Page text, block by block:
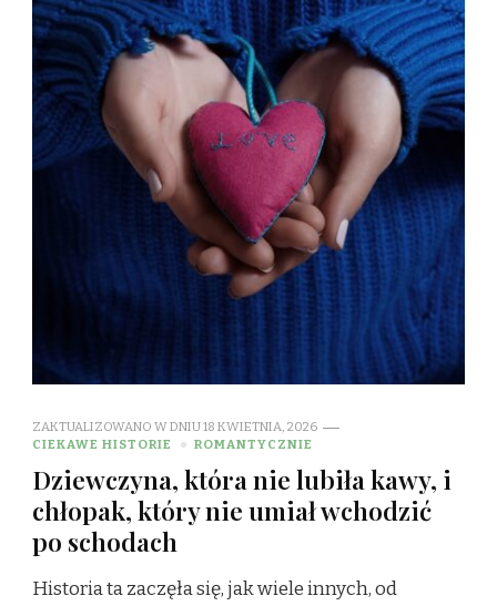
ZAKTUALIZOWANO W DNIU18 KWIETNIA, 2026
CIEKAWE HISTORIE
ROMANTYCZNIE
Dziewczyna, która nie lubiła kawy, i
chłopak, który nie umiał wchodzić
po schodach
Historia ta zaczęła się, jak wiele innych, od